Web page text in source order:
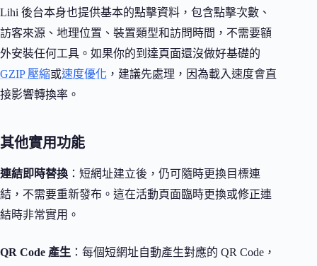
Lihi 後台本身也提供基本的點擊資料，包含點擊次數、
訪客來源、地理位置、裝置類型和訪問時間，不需要額
外安裝任何工具。如果你的到達頁面還沒做好基礎的
GZIP 壓縮或速度優化 ，建議先處理，因為載入速度會直
接影響轉換率。
其他實用功能
連結即時替換 ：短網址建立後，仍可隨時更換目標連
結，不需要重新發布。這在活動頁面臨時更換或修正連
結時非常實用。
QR Code 產生 ：每個短網址自動產生對應的 QR Code，